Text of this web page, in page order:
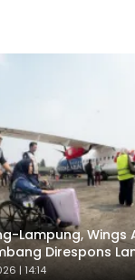
Lampung, Wings
Direspons
| 14:14